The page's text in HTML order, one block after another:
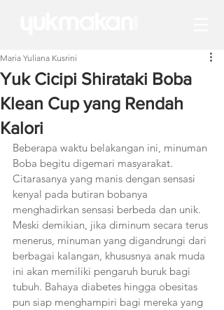
Yuk Cicipi Shirataki Boba
Klean Cup yang Rendah
Kalori
Maria Yuliana Kusrini
Beberapa waktu belakangan ini, minuman
Boba begitu digemari masyarakat.
Citarasanya yang manis dengan sensasi
kenyal pada butiran bobanya
menghadirkan sensasi berbeda dan unik.
Meski demikian, jika diminum secara terus
menerus, minuman yang digandrungi dari
berbagai kalangan, khususnya anak muda
ini akan memiliki pengaruh buruk bagi
tubuh. Bahaya diabetes hingga obesitas
pun siap menghampiri bagi mereka yang